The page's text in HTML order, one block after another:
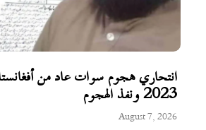
انتحاري هجوم سوات عاد من
2023 ونفذ الهجوم
August 7, 2026